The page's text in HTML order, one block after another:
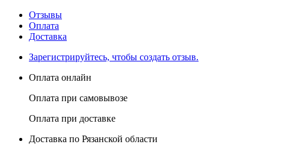
Отзывы
Оплата
Доставка
Зарегистрируйтесь, чтобы создать отзыв.
Оплата онлайн
Оплата при самовывозе
Оплата при доставке
Доставка по Рязанской области